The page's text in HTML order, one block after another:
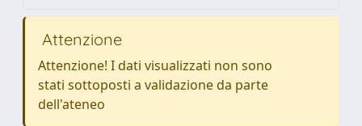
Attenzione
Attenzione! I dati visualizzati non sono
stati sottoposti a validazione da parte
dell'ateneo